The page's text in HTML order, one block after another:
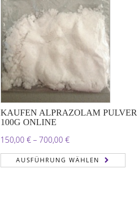
KAUFEN ALPRAZOLAM PULVER
100G ONLINE
150,00 €–700,00 €Preisspanne:
150,00 €
bis
AUSFÜHRUNG WÄHLEN